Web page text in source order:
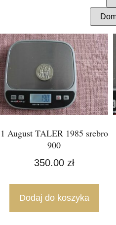
1 August TALER 1985 srebro
900
350.00 zł
Dodaj do koszyka